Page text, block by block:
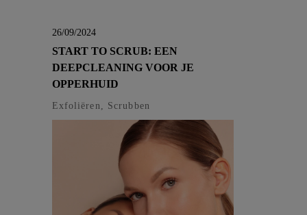
26/09/2024
START TO SCRUB: EEN
DEEPCLEANING VOOR JE
OPPERHUID
Exfoliëren, Scrubben